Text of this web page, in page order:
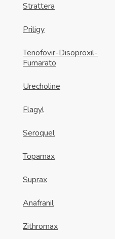
Strattera
Priligy
Tenofovir-Disoproxil-
Fumarato
Urecholine
Flagyl
Seroquel
Topamax
Suprax
Anafranil
Zithromax